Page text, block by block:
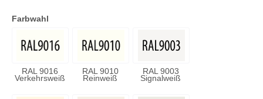
Farbwahl
RAL 9016
Verkehrsweiß
RAL 9010
Reinweiß
RAL 9003
Signalweiß